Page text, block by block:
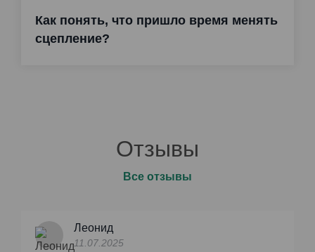
Как понять, что пришло время менять
сцепление?
Отзывы
Все отзывы
Леонид
11.07.2025